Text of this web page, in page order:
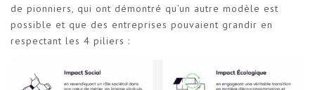
de pionniers, qui ont démontré qu’un autre modèle est
possible et que des entreprises pouvaient grandir en
respectant les 4 piliers :